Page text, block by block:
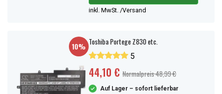
inkl. MwSt. /Versand
10% Toshiba Portege Z830 etc.
5
44,10 € Normalpreis 48,99 €
Auf Lager – sofort lieferbar